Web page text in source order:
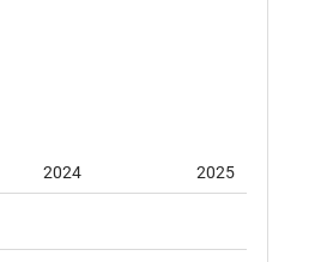
2024
2025